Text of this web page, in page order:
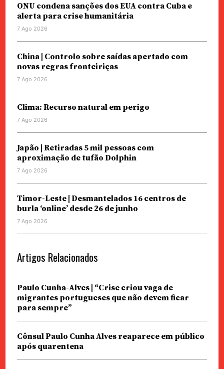
ONU condena sanções dos EUA contra Cuba e
alerta para crise humanitária
7 Ago 2026
China | Controlo sobre saídas apertado com
novas regras fronteiriças
7 Ago 2026
Clima: Recurso natural em perigo
7 Ago 2026
Japão | Retiradas 5 mil pessoas com
aproximação de tufão Dolphin
7 Ago 2026
Timor-Leste | Desmantelados 16 centros de
burla ‘online’ desde 26 de junho
7 Ago 2026
Artigos Relacionados
Paulo Cunha-Alves | “Crise criou vaga de
migrantes portugueses que não devem ficar
para sempre”
Cônsul Paulo Cunha Alves reaparece em público
após quarentena